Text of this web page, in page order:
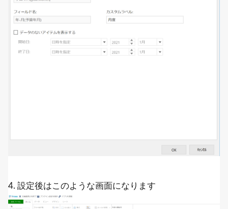
4. 設定後はこのような画面になります